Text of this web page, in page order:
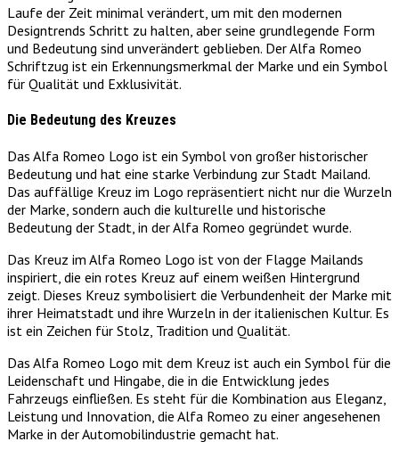
Laufe der Zeit minimal verändert, um mit den modernen
Designtrends Schritt zu halten, aber seine grundlegende Form
und Bedeutung sind unverändert geblieben. Der Alfa Romeo
Schriftzug ist ein Erkennungsmerkmal der Marke und ein Symbol
für Qualität und Exklusivität.
Die Bedeutung des Kreuzes
Das Alfa Romeo Logo ist ein Symbol von großer historischer
Bedeutung und hat eine starke Verbindung zur Stadt Mailand.
Das auffällige Kreuz im Logo repräsentiert nicht nur die Wurzeln
der Marke, sondern auch die kulturelle und historische
Bedeutung der Stadt, in der Alfa Romeo gegründet wurde.
Das Kreuz im Alfa Romeo Logo ist von der Flagge Mailands
inspiriert, die ein rotes Kreuz auf einem weißen Hintergrund
zeigt. Dieses Kreuz symbolisiert die Verbundenheit der Marke mit
ihrer Heimatstadt und ihre Wurzeln in der italienischen Kultur. Es
ist ein Zeichen für Stolz, Tradition und Qualität.
Das Alfa Romeo Logo mit dem Kreuz ist auch ein Symbol für die
Leidenschaft und Hingabe, die in die Entwicklung jedes
Fahrzeugs einfließen. Es steht für die Kombination aus Eleganz,
Leistung und Innovation, die Alfa Romeo zu einer angesehenen
Marke in der Automobilindustrie gemacht hat.